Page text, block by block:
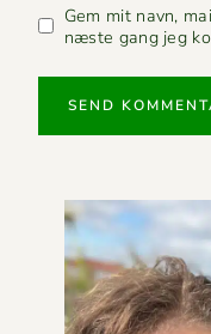
Gem mit navn,
næste gang jeg